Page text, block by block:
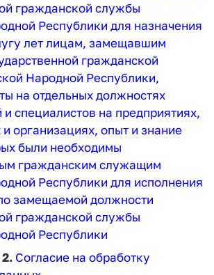
гражданской службы
Республики для назначения
лет лицам, замещавшим
гражданской
Народной Республики,
на отдельных должностях
и специалистов на предприятиях,
организациях, опыт и знание
были необходимы
гражданским служащим
Республики для исполнения
замещаемой должности
гражданской службы
Республики
Согласие на обработку